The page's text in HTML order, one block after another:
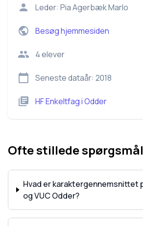
Leder: Pia Agerbæk Marlo
Besøg hjemmesiden
4elever
Seneste dataår: 2018
HF EnkeltfagiOdder
Ofte stillede spørgsmål
Hvad er karaktergennemsnittet
og VUC Odder?